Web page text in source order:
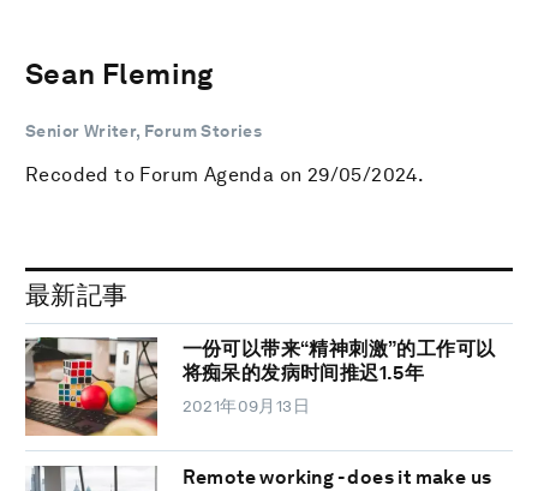
Sean Fleming
Senior Writer, Forum Stories
Recoded to Forum Agenda on 29/05/2024.
最新記事
一份可以带来“精神刺激”的工作可以
将痴呆的发病时间推迟1.5年
2021年09月13日
Remote working - does it make us